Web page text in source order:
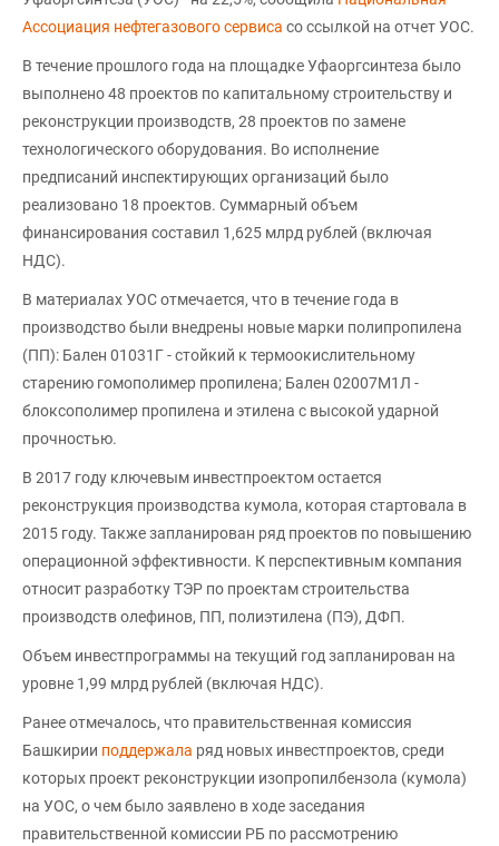
Ассоциация нефтегазового сервиса со ссылкой на отчет УОС.
В течение прошлого года на площадке Уфаоргсинтеза было
выполнено 48 проектов по капитальному строительству и
реконструкции производств, 28 проектов по замене
технологического оборудования. Во исполнение
предписаний инспектирующих организаций было
реализовано 18 проектов. Суммарный объем
финансирования составил 1,625 млрд рублей (включая
НДС).
В материалах УОС отмечается, что в течение года в
производство были внедрены новые марки полипропилена
(ПП): Бален 01031Г - стойкий к термоокислительному
старению гомополимер пропилена; Бален 02007М1Л -
блоксополимер пропилена и этилена с высокой ударной
прочностью.
В 2017 году ключевым инвестпроектом остается
реконструкция производства кумола, которая стартовала в
2015 году. Также запланирован ряд проектов по повышению
операционной эффективности. К перспективным компания
относит разработку ТЭР по проектам строительства
производств олефинов, ПП, полиэтилена (ПЭ), ДФП.
Объем инвестпрограммы на текущий год запланирован на
уровне 1,99 млрд рублей (включая НДС).
Ранее отмечалось, что правительственная комиссия
Башкирии поддержала ряд новых инвестпроектов, среди
которых проект реконструкции изопропилбензола (кумола)
на УОС, о чем было заявлено в ходе заседания
правительственной комиссии РБ по рассмотрению